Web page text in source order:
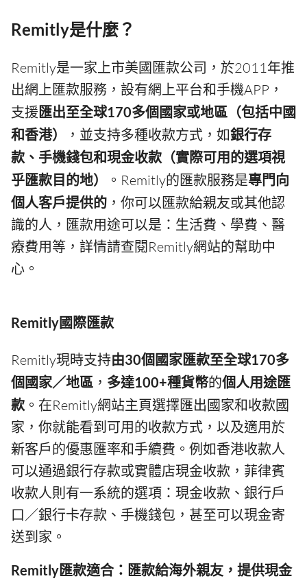
Remitly是什麼？
Remitly是一家上市美國匯款公司，於2011年推
出網上匯款服務，設有網上平台和手機APP，
支援 匯出至全球170多個國家或地區（包括中國
和香港）
，並支持多種收款方式，如銀行存
款、手機錢包和現金收款（實際可用的選項視
乎匯款目的地）
。Remitly的匯款服務是專門向
個人客戶提供的 ，你可以匯款給親友或其他認
識的人，匯款用途可以是：生活費、學費、醫
療費用等，詳情請查閱Remitly網站的幫助中
心。
Remitly國際匯款
Remitly現時支持由30個國家匯款至全球170多
個國家／地區 ， 多達100+種貨幣的個人用途匯
款 。在Remitly網站主頁選擇匯出國家和收款國
家，你就能看到可用的收款方式，以及適用於
新客戶的優惠匯率和手續費。例如香港收款人
可以通過銀行存款或實體店現金收款，菲律賓
收款人則有一系統的選項：現金收款、銀行戶
口／銀行卡存款、手機錢包，甚至可以現金寄
送到家。
Remitly匯款適合：匯款給海外親友，提供現金